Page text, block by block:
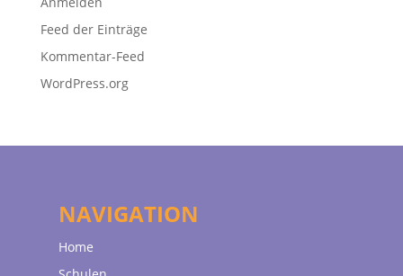
Feed der Einträge
Kommentar-Feed
WordPress.org
NAVIGATION
Home